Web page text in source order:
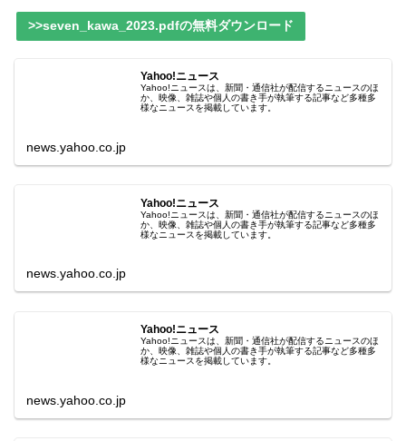
>>seven_kawa_2023.pdfの無料ダウンロード
Yahoo!ニュース
Yahoo!ニュースは、新聞・通信社が配信するニュースのほ
か、映像、雑誌や個人の書き手が執筆する記事など多種多
様なニュースを掲載しています。
news.yahoo.co.jp
Yahoo!ニュース
Yahoo!ニュースは、新聞・通信社が配信するニュースのほ
か、映像、雑誌や個人の書き手が執筆する記事など多種多
様なニュースを掲載しています。
news.yahoo.co.jp
Yahoo!ニュース
Yahoo!ニュースは、新聞・通信社が配信するニュースのほ
か、映像、雑誌や個人の書き手が執筆する記事など多種多
様なニュースを掲載しています。
news.yahoo.co.jp